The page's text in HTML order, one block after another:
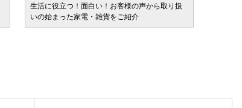
生活に役立つ！面白い！お客様の声から取り扱
いの始まった家電・雑貨をご紹介